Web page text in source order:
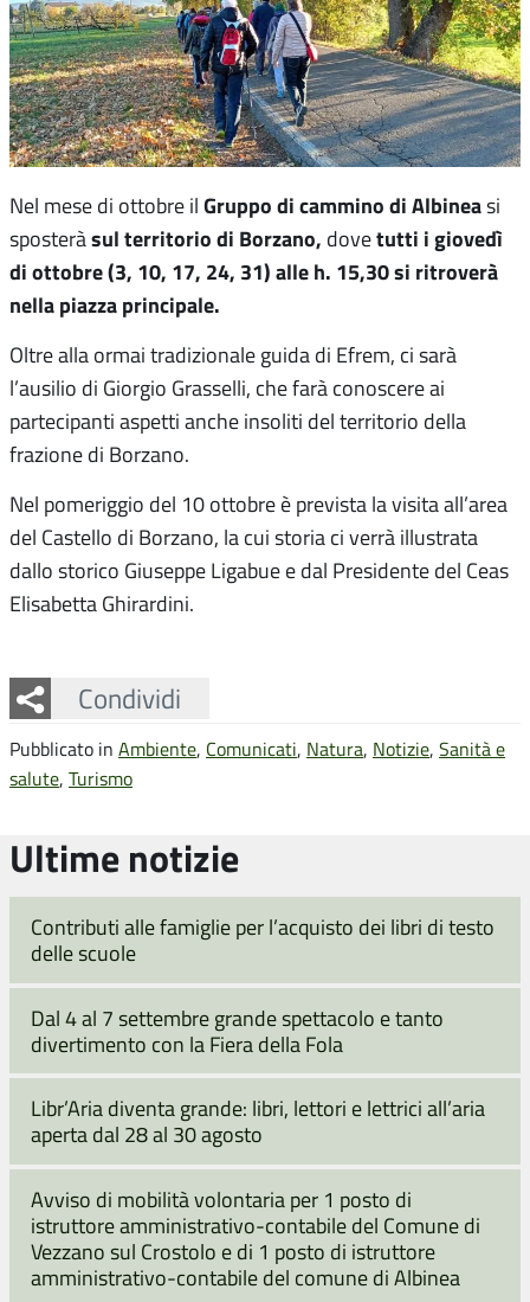
Nel mese di ottobre il Gruppo di cammino di Albineasi
sposterà sul territorio di Borzano, dovetutti i giovedì
di ottobre (3, 10, 17, 24, 31) alle h. 15,30 si ritroverà
nella piazza principale.
Oltre alla ormai tradizionale guida di Efrem, ci sarà
l’ausilio di Giorgio Grasselli, che farà conoscere ai
partecipanti aspetti anche insoliti del territorio della
frazione di Borzano.
Nel pomeriggio del 10 ottobre è prevista la visita all’area
del Castello di Borzano, la cui storia ci verrà illustrata
dallo storico Giuseppe Ligabue e dal Presidente del Ceas
Elisabetta Ghirardini.
Condividi
Facebook
Twitter
Whatsapp
Pubblicato in Ambiente, Comunicati, Natura, Notizie, Sanità e
salute, Turismo
Ultime notizie
Contributi alle famiglie per l’acquisto dei libri di testo
delle scuole
Dal 4 al 7 settembre grande spettacolo e tanto
divertimento con la Fiera della Fola
Libr’Aria diventa grande: libri, lettori e lettrici all’aria
aperta dal 28 al 30 agosto
Avviso di mobilità volontaria per 1 posto di
istruttore amministrativo-contabile del Comune di
Vezzano sul Crostolo e di 1 posto di istruttore
amministrativo-contabile del comune di Albinea